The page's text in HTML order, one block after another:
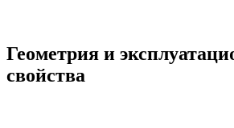
Геометрия и
свойства